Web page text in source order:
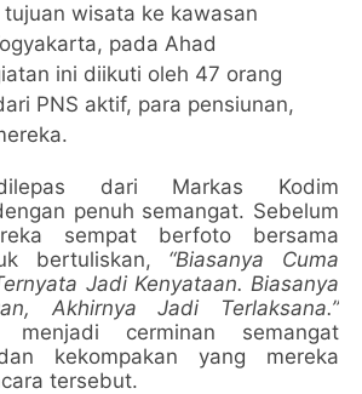
tujuan wisata ke kawasan
pada Ahad
ini diikuti oleh 47 orang
PNS aktif, para pensiunan,
dari Markas Kodim
penuh semangat. Sebelum
sempat berfoto bersama
bertuliskan, “Biasanya Cuma
Jadi Kenyataan. Biasanya
Akhirnya Jadi Terlaksana.”
menjadi cerminan semangat
kekompakan yang mereka
tersebut.